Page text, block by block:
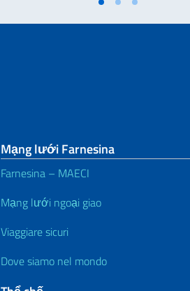
Mạng lưới Farnesina
Farnesina – MAECI
Mạng lưới ngoại giao
Viaggiare sicuri
Dove siamo nel mondo